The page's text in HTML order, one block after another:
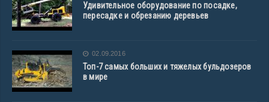
Удивительное оборудование по посадке,
пересадке и обрезанию деревьев
02.09.2016
Топ-7 самых больших и тяжелых бульдозеров
в мире